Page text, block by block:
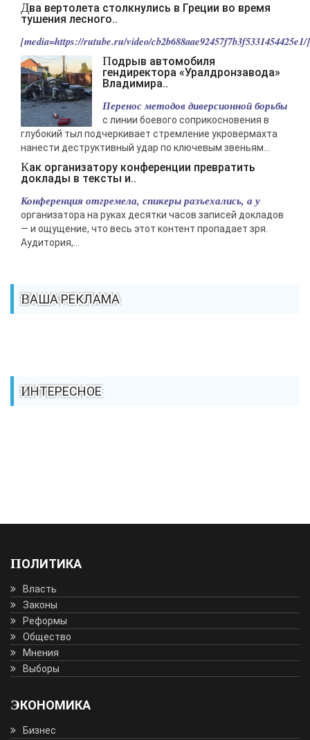
Два вертолета столкнулись в Греции во время
тушения лесного..
[media=https://rutube.ru/video/
Подрыв автомобиля
гендиректора «Уралдронзавода»
Владимира..
Перенос методов диверсионной борьбы
с линии боевого соприкосновения в
глубокий тыл подчеркивает стремление укровермахта
нанести деструктивный удар по ключевым звеньям...
Как организатору конференции превратить
доклады в тексты и..
Конференция отгремела, спикеры разъехались, а у
организатора на руках десятки часов записей докладов
— и ощущение, что весь этот контент пропадает зря.
Аудитория,...
ВАША РЕКЛАМА
ИНТЕРЕСНОЕ
ПОЛИТИКА
Власть
Законы
Реформы
Общество
Мнения
Выборы
ЭКОНОМИКА
Бизнес